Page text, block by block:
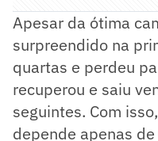
Apesar da ótima
surpreendido na
quartas e perdeu
recuperou e saiu
seguintes. Com
depende apenas